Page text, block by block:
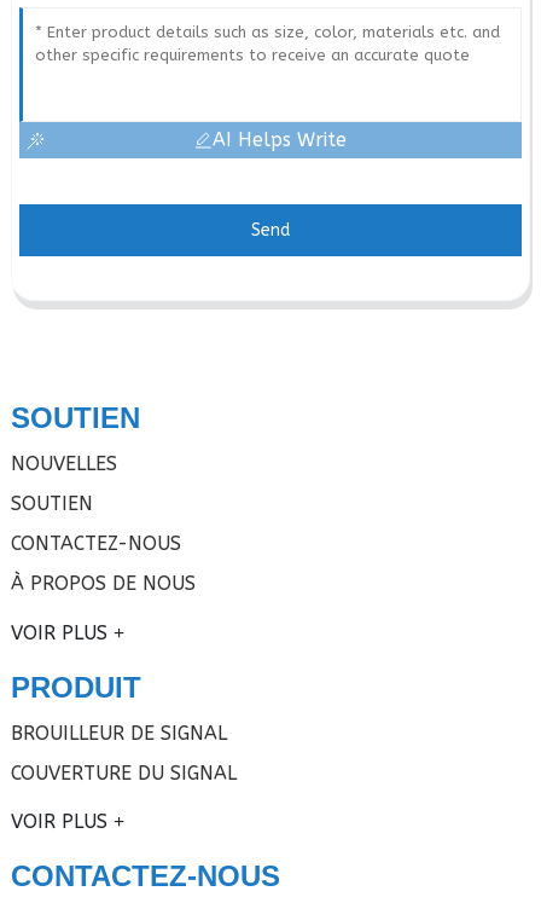
AI Helps Write
Send
SOUTIEN
NOUVELLES
SOUTIEN
CONTACTEZ-NOUS
À PROPOS DE NOUS
VOIR PLUS
PRODUIT
BROUILLEUR DE SIGNAL
COUVERTURE DU SIGNAL
VOIR PLUS
CONTACTEZ-NOUS